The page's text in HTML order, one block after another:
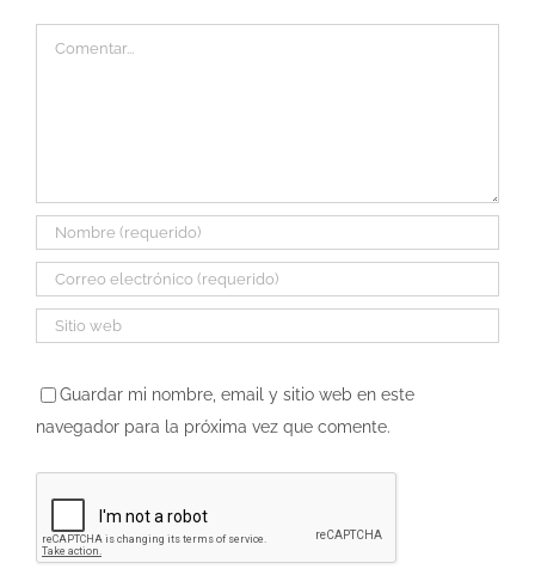
Guardar mi nombre, email y sitio web en este
navegador para la próxima vez que comente.